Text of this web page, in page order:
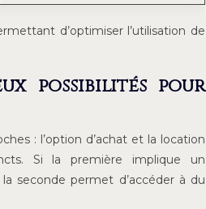
d’optimiser l’utilisation de
possibilités pour
: l’option d’achat et la location
Si la première implique un
seconde permet d’accéder à du